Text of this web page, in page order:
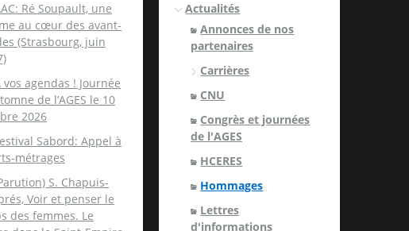
Ré Soupault, une
au cœur des avant-
(Strasbourg, juin
vos agendas ! Journée
de l’AGES le 10
2026
Sabord: Appel à
métrages
S. Chapuis-
Voir et penser le
des femmes. Le
Actualités
Annonces de nos
partenaires
Carrières
CNU
Congrès et journées
de l'AGES
HCERES
Hommages
Lettres
d'informations